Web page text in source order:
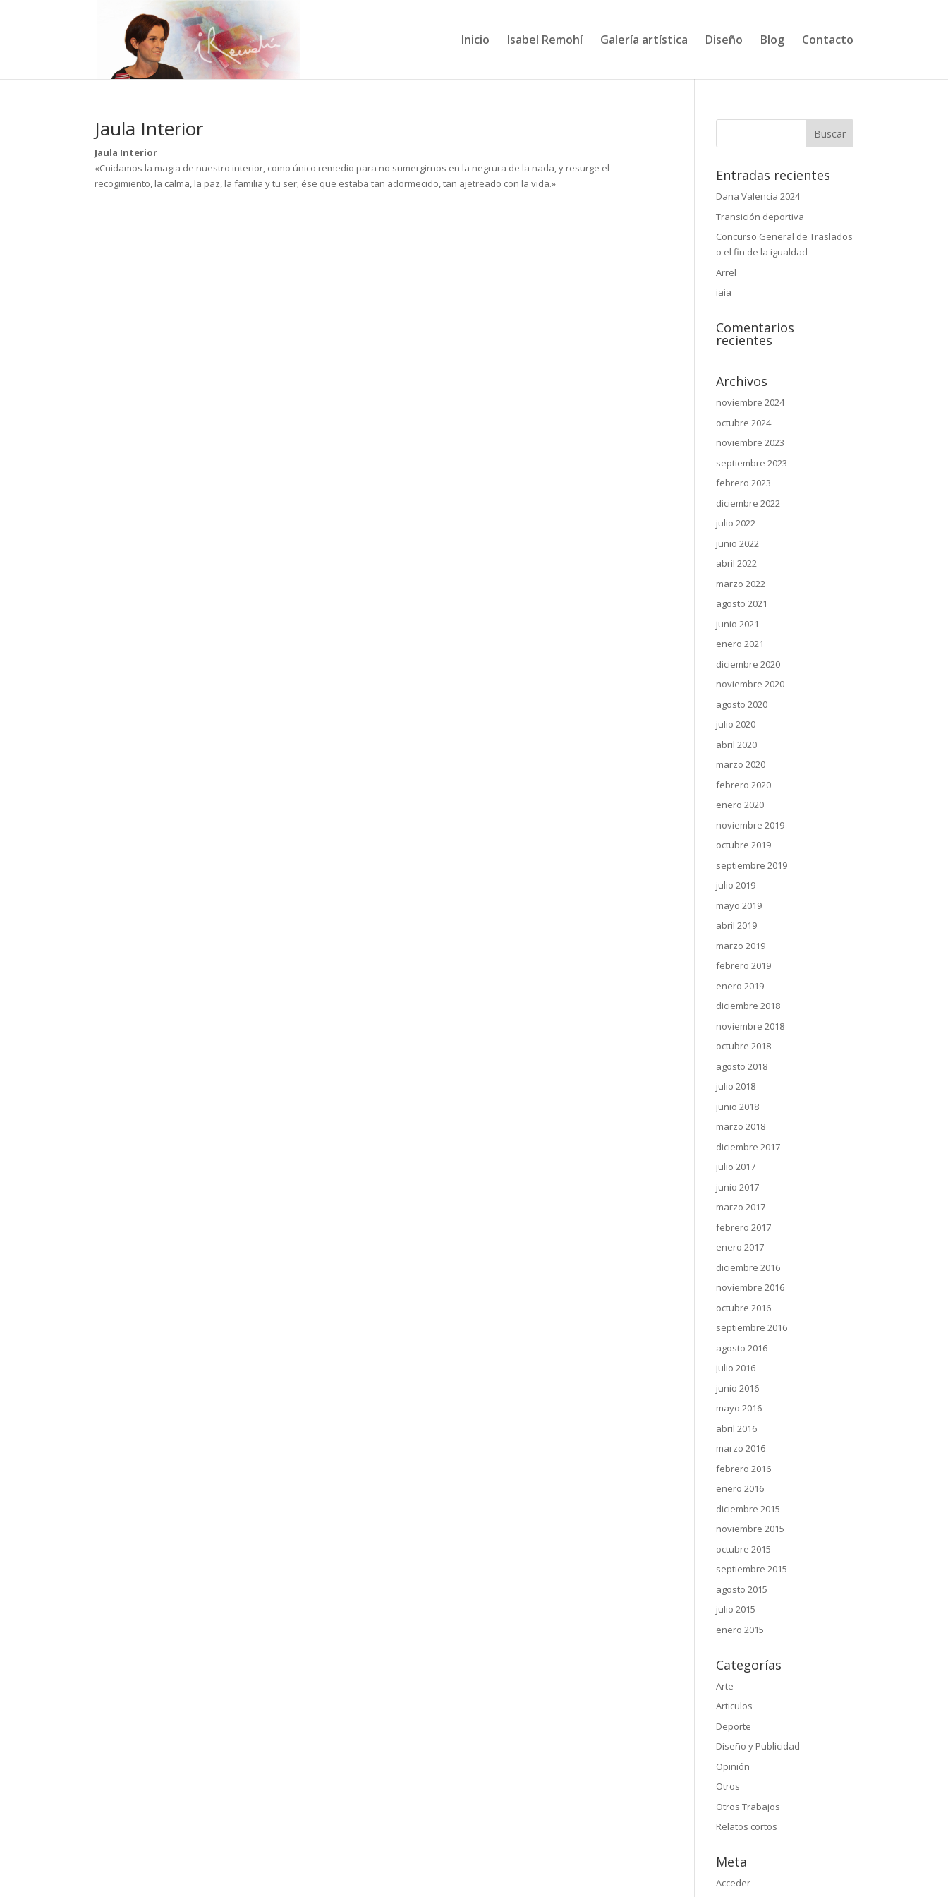
Inicio Isabel Remohí Galería artística Diseño Blog Contacto
Jaula Interior
Jaula Interior
«Cuidamos la magia de nuestro interior, como único remedio para no sumergirnos en la negrura de la nada, y resurge el
recogimiento, la calma, la paz, la familia y tu ser; ése que estaba tan adormecido, tan ajetreado con la vida.»
Entradas recientes
Dana Valencia 2024
Transición deportiva
Concurso General de Traslados
o el fin de la igualdad
Arrel
iaia
Comentarios
recientes
Archivos
noviembre 2024
octubre 2024
noviembre 2023
septiembre 2023
febrero 2023
diciembre 2022
julio 2022
junio 2022
abril 2022
marzo 2022
agosto 2021
junio 2021
enero 2021
diciembre 2020
noviembre 2020
agosto 2020
julio 2020
abril 2020
marzo 2020
febrero 2020
enero 2020
noviembre 2019
octubre 2019
septiembre 2019
julio 2019
mayo 2019
abril 2019
marzo 2019
febrero 2019
enero 2019
diciembre 2018
noviembre 2018
octubre 2018
agosto 2018
julio 2018
junio 2018
marzo 2018
diciembre 2017
julio 2017
junio 2017
marzo 2017
febrero 2017
enero 2017
diciembre 2016
noviembre 2016
octubre 2016
septiembre 2016
agosto 2016
julio 2016
junio 2016
mayo 2016
abril 2016
marzo 2016
febrero 2016
enero 2016
diciembre 2015
noviembre 2015
octubre 2015
septiembre 2015
agosto 2015
julio 2015
enero 2015
Categorías
Arte
Articulos
Deporte
Diseño y Publicidad
Opinión
Otros
Otros Trabajos
Relatos cortos
Meta
Acceder